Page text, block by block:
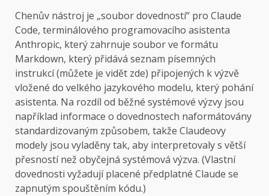
Chenův nástroj je „soubor dovedností“ pro Claude
Code, terminálového programovacího asistenta
Anthropic, který zahrnuje soubor ve formátu
Markdown, který přidává seznam písemných
instrukcí (můžete je vidět zde) připojených k výzvě
vložené do velkého jazykového modelu, který pohání
asistenta. Na rozdíl od běžné systémové výzvy jsou
například informace o dovednostech naformátovány
standardizovaným způsobem, takže Claudeovy
modely jsou vyladěny tak, aby interpretovaly s větší
přesností než obyčejná systémová výzva. (Vlastní
dovednosti vyžadují placené předplatné Claude se
zapnutým spouštěním kódu.)